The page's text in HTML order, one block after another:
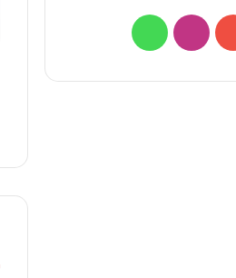
يوتيوبانستقرامواتساب